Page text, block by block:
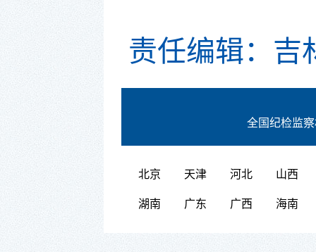
责任编辑：吉
全国纪检监
北京 天津 河北 山西
湖南 广东 广西 海南